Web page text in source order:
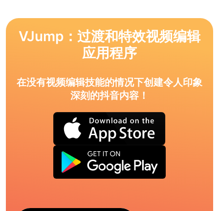
VJump：过渡和特效视频编辑
应用程序
在没有视频编辑技能的情况下创建令人印象
深刻的抖音内容！